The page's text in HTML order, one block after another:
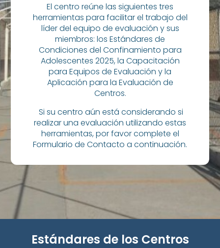
El centro reúne las siguientes tres
herramientas para facilitar el trabajo del
líder del equipo de evaluación y sus
miembros: los Estándares de
Condiciones del Confinamiento para
Adolescentes 2025, la Capacitación
para Equipos de Evaluación y la
Aplicación para la Evaluación de
Centros.
Si su centro aún está considerando si
realizar una evaluación utilizando estas
herramientas, por favor complete el
Formulario de Contacto a continuación.
Estándares de los Centros